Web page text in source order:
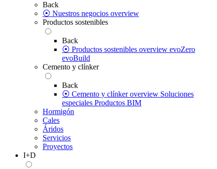
Back
⦿ Nuestros negocios overview
Productos sostenibles
Back
⦿ Productos sostenibles overview evoZero
evoBuild
Cemento y clínker
Back
⦿ Cemento y clínker overview Soluciones
especiales Productos BIM
Hormigón
Cales
Áridos
Servicios
Proyectos
I+D